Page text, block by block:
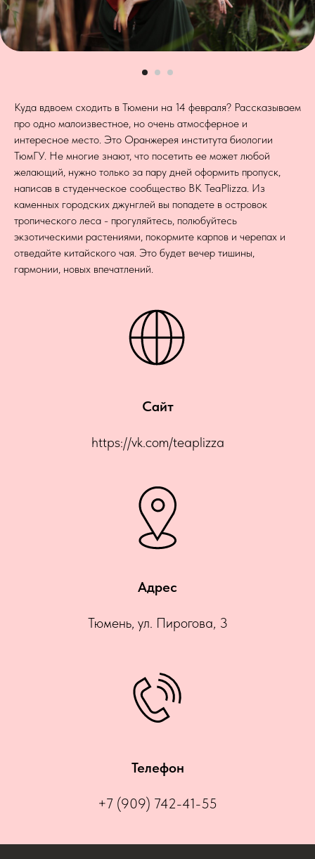
Куда вдвоем сходить в Тюмени на 14 февраля? Рассказываем
про одно малоизвестное, но очень атмосферное и
интересное место. Это Оранжерея института биологии
ТюмГУ. Не многие знают, что посетить ее может любой
желающий, нужно только за пару дней оформить пропуск,
написав в студенческое сообщество ВК TeaPlizza. Из
каменных городских джунглей вы попадете в островок
тропического леса - прогуляйтесь, полюбуйтесь
экзотическими растениями, покормите карпов и черепах и
отведайте китайского чая. Это будет вечер тишины,
гармонии, новых впечатлений.
Сайт
https://vk.com/teaplizza
Адрес
Тюмень, ул. Пирогова, 3
Телефон
+7 (909) 742-41-55